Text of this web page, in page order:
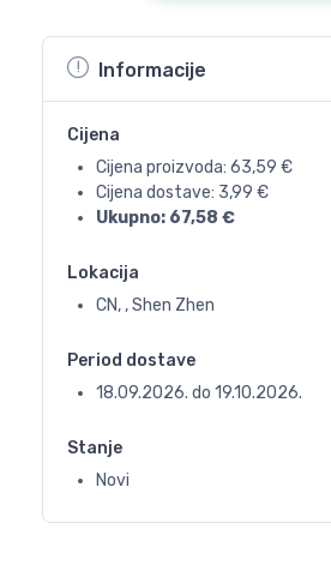
Informacije
Cijena
Cijena proizvoda: 63,59 €
Cijena dostave: 3,99 €
Ukupno: 67,58 €
Lokacija
CN, , Shen Zhen
Period dostave
18.09.2026. do 19.10.2026.
Stanje
Novi